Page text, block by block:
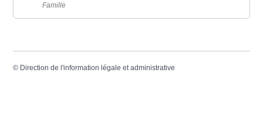
Famille
© Direction de l'information légale et administrative